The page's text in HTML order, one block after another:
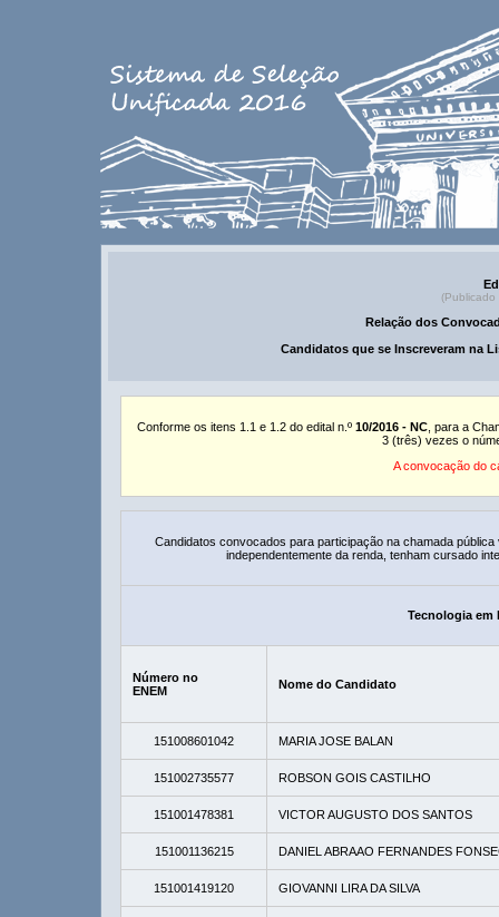
(Publicado
Relação dos
Candidatos que se Inscreveram na
Conforme os itens 1.1 e 1.2 do edital n.º 10/2016 - NC , para a
3 (três) vezes o
A convocação do
Candidatos convocados para participação na chamada
independentemente da renda, tenham cursado
Tecnologia em
Número no
ENEM
Nome do Candidato
151008601042 MARIA JOSE BALAN
151002735577 ROBSON GOIS CASTILHO
151001478381 VICTOR AUGUSTO DOS SANTOS
151001136215 DANIEL ABRAAO FERNANDES
151001419120 GIOVANNI LIRA DA SILVA